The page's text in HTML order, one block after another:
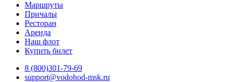
Маршруты
Причалы
Ресторан
Аренда
Наш флот
Купить билет
8 (800)301-79-69
support@vodohod-msk.ru